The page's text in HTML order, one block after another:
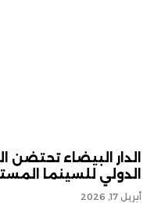
الدار البيضاء تحتضن
الدولي للسينما
أبريل 17, 2026